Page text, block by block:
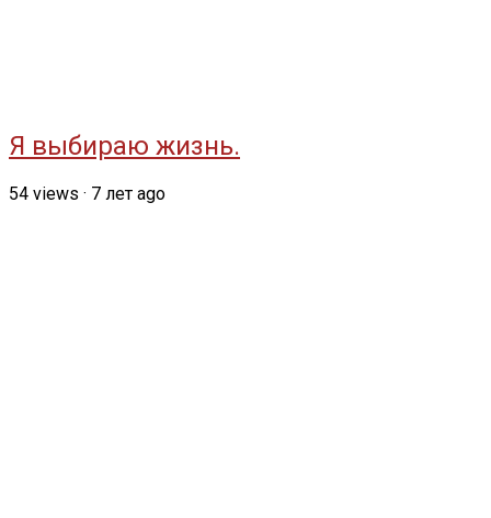
Я выбираю жизнь.
54 views · 7 лет ago